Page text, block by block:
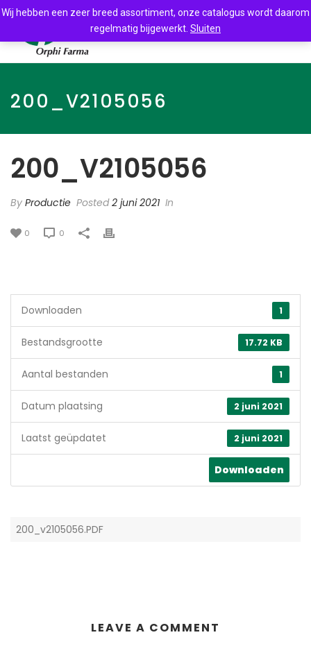
200_V2105056
200_V2105056
By Productie Posted2 juni 2021 In
0 0
1
Downloaden
17.72 KB
Bestandsgrootte
1
Aantal bestanden
2 juni 2021
Datum plaatsing
2 juni 2021
Laatst geüpdatet
Downloaden
200_v2105056.PDF
LEAVE A COMMENT
Wij hebben een zeer breed assortiment, onze catalogus wordt daarom
regelmatig bijgewerkt. Sluiten